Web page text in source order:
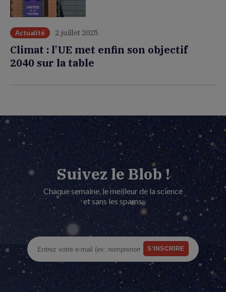
Actualité 2 juillet 2025
Climat : l'UE met enfin son objectif
2040 sur la table
Suivez le Blob !
Chaque semaine, le meilleur de la science
et sans les spams.